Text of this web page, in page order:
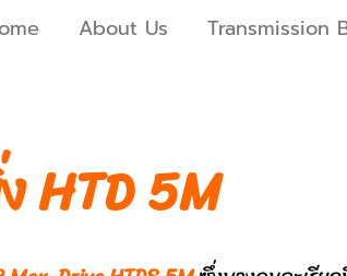
About Us Transmission
HTD 5M